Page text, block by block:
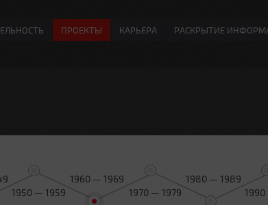
ПРОЕКТЫ КАРЬЕРА РАСКРЫТИЕ
1950 — 1959
1960 — 1969
1970 — 1979
1980 — 1989